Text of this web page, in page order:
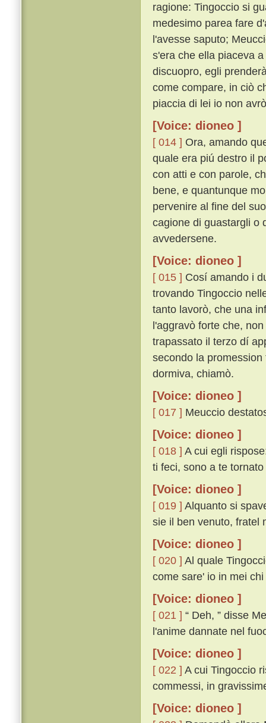
ragione: Tingoccio si
medesimo parea fare
l'avesse saputo;
s'era che ella piaceva
discuopro, egli
come compare, in ciò
piaccia di lei io non
[Voice: dioneo ]
[ 014 ] Ora, amando
quale era piú destro il
con atti e con parole,
bene, e quantunque
pervenire al fine del
cagione di guastargli o
avvedersene.
[Voice: dioneo ]
[ 015 ] Cosí amando i
trovando Tingoccio
tanto lavorò, che una
l'aggravò forte che,
trapassato il terzo dí
secondo la
dormiva, chiamò.
[Voice: dioneo ]
[ 017 ] Meuccio
[Voice: dioneo ]
[ 018 ] A cui egli
ti feci, sono a te
[Voice: dioneo ]
[ 019 ] Alquanto si
sie il ben venuto, fratel
[Voice: dioneo ]
[ 020 ] Al quale
come sare' io in mei
[Voice: dioneo ]
[ 021 ] “ Deh, ” disse
l'anime dannate nel
[Voice: dioneo ]
[ 022 ] A cui Tingoccio
commessi, in
[Voice: dioneo ]